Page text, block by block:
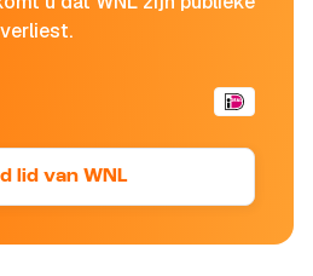
lid van WNL